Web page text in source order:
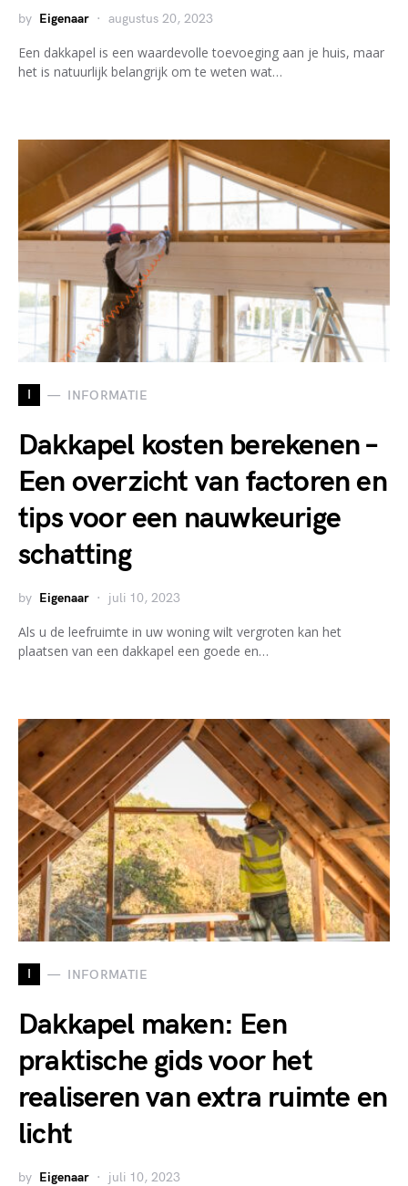
by Eigenaar augustus 20, 2023
Een dakkapel is een waardevolle toevoeging aan je huis, maar
het is natuurlijk belangrijk om te weten wat…
I INFORMATIE
Dakkapel kosten berekenen –
Een overzicht van factoren en
tips voor een nauwkeurige
schatting
by Eigenaar juli 10, 2023
Als u de leefruimte in uw woning wilt vergroten kan het
plaatsen van een dakkapel een goede en…
I INFORMATIE
Dakkapel maken: Een
praktische gids voor het
realiseren van extra ruimte en
licht
by Eigenaar juli 10, 2023